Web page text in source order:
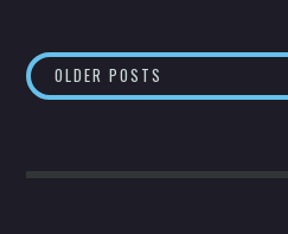
POSTS
OLDER POSTS